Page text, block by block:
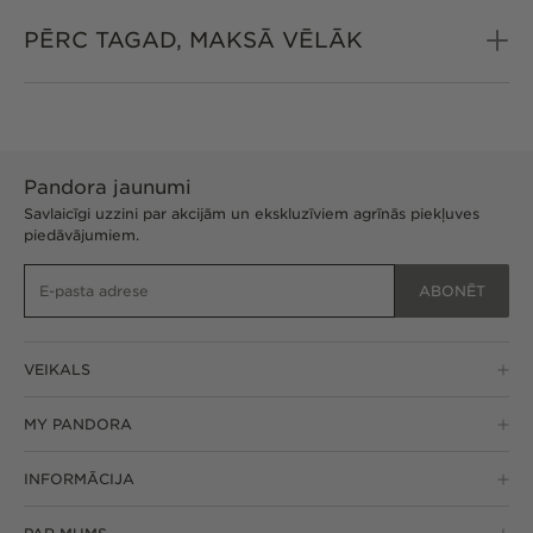
PĒRC TAGAD, MAKSĀ VĒLĀK
Pandora jaunumi
Savlaicīgi uzzini par akcijām un ekskluzīviem agrīnās piekļuves
piedāvājumiem.
ABONĒT
VEIKALS
MY PANDORA
INFORMĀCIJA